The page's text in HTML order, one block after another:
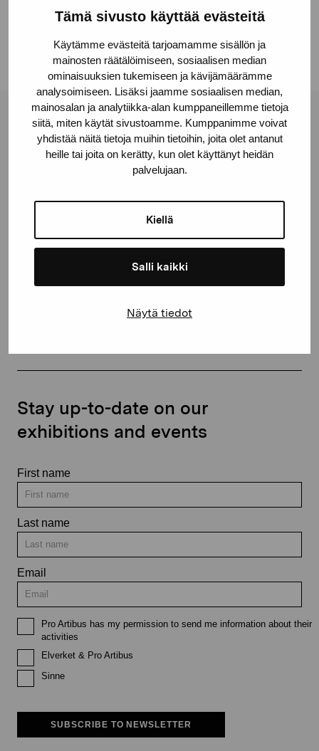
Tämä sivusto käyttää evästeitä
Käytämme evästeitä tarjoamamme sisällön ja
mainosten räätälöimiseen, sosiaalisen median
ominaisuuksien tukemiseen ja kävijämäärämme
analysoimiseen. Lisäksi jaamme sosiaalisen median,
mainosalan ja analytiikka-alan kumppaneillemme tietoja
siitä, miten käytät sivustoamme. Kumppanimme voivat
yhdistää näitä tietoja muihin tietoihin, joita olet antanut
heille tai joita on kerätty, kun olet käyttänyt heidän
palvelujaan.
Kiellä
Salli kaikki
Näytä tiedot
Facebook
Pro Artibus Foundation
Stay up-to-date on our
exhibitions and events
First name
Last name
Email
Pro Artibus has my permission to send me information about their
activities
Elverket & Pro Artibus
Sinne
SUBSCRIBE TO NEWSLETTER